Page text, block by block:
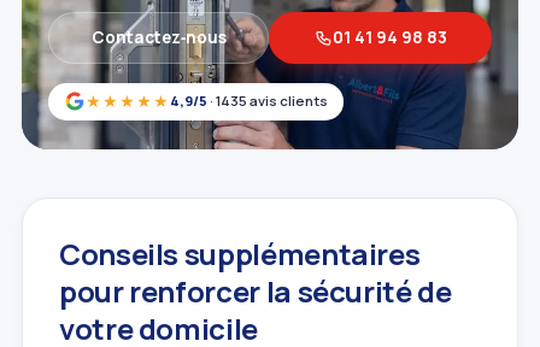
★★★★★ 4,9/5 · 1435 avis clients
Contactez‑nous 01 41 94 98 83
Conseils supplémentaires
pour renforcer la sécurité de
votre domicile